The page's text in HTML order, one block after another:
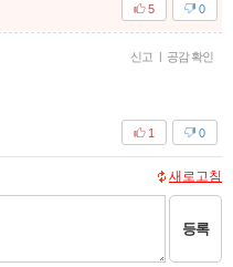
0
5
신고 | 공감 확인
0
1
새로고침
등록